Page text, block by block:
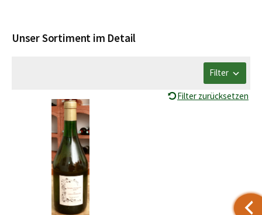
Unser Sortiment im Detail
Filter
Filter zurücksetzen